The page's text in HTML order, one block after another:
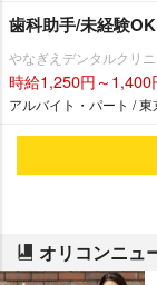
歯科助手/未経験
なぎえデンタルクリニ
時給1,250円～1,400
アルバイト・パート / 東
オリコンニュ